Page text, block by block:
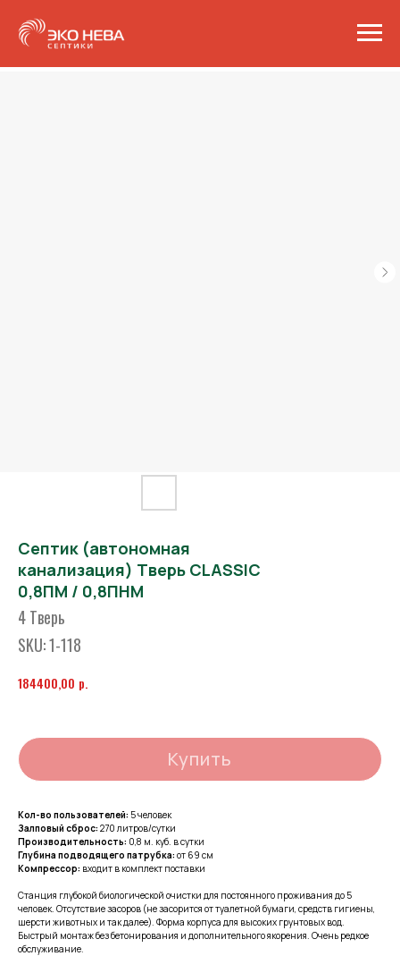
Септик (автономная
канализация) Тверь CLASSIC
0,8ПМ / 0,8ПНМ
4 Тверь
SKU:1-118
184400,00 р.
Купить
Кол-во пользователей: 5 человек
Залповый сброс: 270 литров/сутки
Производительность: 0,8 м. куб. в сутки
Глубина подводящего патрубка: от 69 см
Компрессор: входит в комплект поставки
Станция глубокой биологической очистки для постоянного проживания до 5
человек. Отсутствие засоров (не засорится от туалетной бумаги, средств гигиены,
шерсти животных и так далее). Форма корпуса для высоких грунтовых вод.
Быстрый монтаж без бетонирования и дополнительного якорения. Очень редкое
обслуживание.